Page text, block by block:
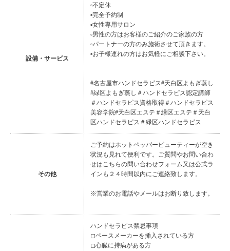
設備・サービス
▫不定休
▫完全予約制
▫女性専用サロン
▫男性の方はお客様のご紹介のご家族の方
▫パートナーの方のみ施術させて頂きます。
▫お子様連れの方はお気軽にご相談下さい。
#名古屋市ハンドセラピス#天白区よもぎ蒸し
#緑区よもぎ蒸し＃ハンドセラピス認定講師
＃ハンドセラピス資格取得＃ハンドセラピス
美容学院#天白区エステ＃緑区エステ＃天白
区ハンドセラピス＃緑区ハンドセラピス
その他
ご予約はホットペッパービューティーが空き
状況も見れて便利です。ご質問やお問い合わ
せはこちらの問い合わせフォーム又は公式ラ
インも２４時間以内にご連絡致します。
※営業のお電話やメールはお断り致します。
ハンドセラピス禁忌事項
◻︎ペースメーカーを挿入されている方
◻︎心臓に持病がある方